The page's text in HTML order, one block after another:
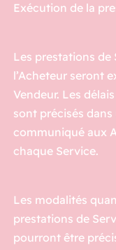
Exécution de la
Les prestations de
l’Acheteur seront
Vendeur. Les
sont précisés
communiqué aux
chaque Service.
Les modalités
prestations de
pourront être